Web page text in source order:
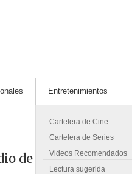
Entretenimientos
Cartelera de Cine
Cartelera de Series
Videos Recomendados
Lectura sugerida
de un hombre de